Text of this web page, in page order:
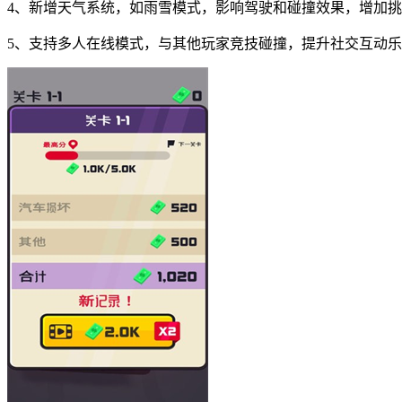
4、新增天气系统，如雨雪模式，影响驾驶和碰撞效果，增加挑
5、支持多人在线模式，与其他玩家竞技碰撞，提升社交互动乐